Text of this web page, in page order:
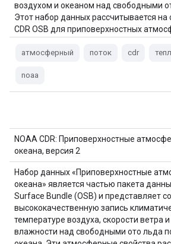
воздухом и океаном над свободными
Этот набор данных рассчитывается на
CDR OSB для приповерхностных
атмосферный поток cdr
noaa
NOAA CDR: Приповерхностные
океана, версия 2
Набор данных «Приповерхностные
океана» является частью пакета
Surface Bundle (OSB) и представляет
высококачественную запись
температуре воздуха, скорости ветра
влажности над свободными ото льда